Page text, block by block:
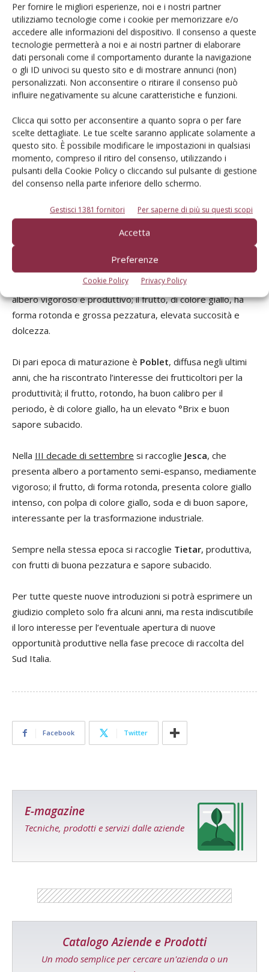
Per fornire le migliori esperienze, noi e i nostri partner
utilizziamo tecnologie come i cookie per memorizzare e/o
accedere alle informazioni del dispositivo. Il consenso a queste
tecnologie permetterà a noi e ai nostri partner di elaborare
dati personali come il comportamento durante la navigazione
o gli ID univoci su questo sito e di mostrare annunci (non)
personalizzati. Non acconsentire o ritirare il consenso può
influire negativamente su alcune caratteristiche e funzioni.
Clicca qui sotto per acconsentire a quanto sopra o per fare
scelte dettagliate. Le tue scelte saranno applicate solamente a
questo sito. È possibile modificare le impostazioni in qualsiasi
momento, compreso il ritiro del consenso, utilizzando i
pulsanti della Cookie Policy o cliccando sul pulsante di gestione
del consenso nella parte inferiore dello schermo.
Gestisci 1381 fornitori Per saperne di più su questi scopi
Accetta
Preferenze
Cookie Policy Privacy Policy
Segre presenta frutti di ottima pezzatura e
sapore
Nellafase intermedia di maturazionesono in
osservazione alcune varietà comeJalon, con maturazione
metà luglio, interessante per pezzatura e sapore dei frutti,
di forma rotonda, grossa pezzatura, succosi e aromatici; il
colore della buccia è giallo, adatto sia per il consumo
fresco, sia per la trasformazione.
si raccoglie nellaI decade di agosto
albero vigoroso e produttivo; il frutto, di colore giallo, ha
forma rotonda e grossa pezzatura, elevata succosità e
dolcezza.
Di pari epoca di maturazione è Poblet, diffusa negli ultimi
anni, che ha riscontrato l’interesse dei frutticoltori per la
produttività; il frutto, rotondo, ha buon calibro per il
periodo, è di colore giallo, ha un elevato °Brix e buon
sapore subacido.
Nella III decade di settembre si raccoglie Jesca, che
presenta albero a portamento semi-espanso, mediamente
vigoroso; il frutto, di forma rotonda, presenta colore giallo
intenso, con polpa di colore giallo, soda e di buon sapore,
interessante per la trasformazione industriale.
Sempre nella stessa epoca si raccoglie Tietar, produttiva,
con frutti di buona pezzatura e sapore subacido.
Per tutte queste nuove introduzioni si potrà esprimere un
giudizio completo solo fra alcuni anni, ma resta indiscutibile
il loro interesse per l’eventuale apertura di nuove
opportunità produttive nella fase precoce di raccolta del
Sud Italia.
Facebook Twitter
E-magazine
Tecniche, prodotti e servizi dalle aziende
Catalogo Aziende e Prodotti
Un modo semplice per cercare un'azienda o un